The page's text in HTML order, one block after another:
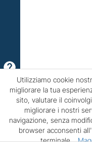
Utilizziamo cookie
migliorare la tua
sito, valutare il
migliorare i nostri
navigazione, senza
browser acconsenti
terminale.